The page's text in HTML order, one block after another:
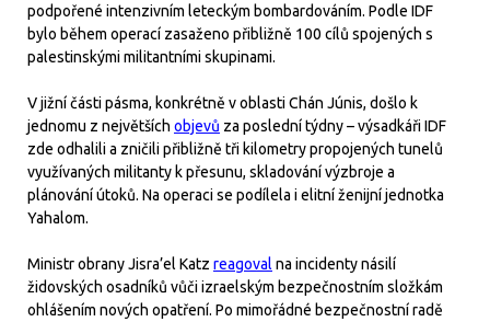
podpořené intenzivním leteckým bombardováním. Podle IDF
bylo během operací zasaženo přibližně 100 cílů spojených s
palestinskými militantními skupinami.
V jižní části pásma, konkrétně v oblasti Chán Júnis, došlo k
jednomu z největších objevů za poslední týdny – výsadkáři IDF
zde odhalili a zničili přibližně tři kilometry propojených tunelů
využívaných militanty k přesunu, skladování výzbroje a
plánování útoků. Na operaci se podílela i elitní ženijní jednotka
Yahalom.
Ministr obrany Jisra’el Katz reagoval na incidenty násilí
židovských osadníků vůči izraelským bezpečnostním složkám
ohlášením nových opatření. Po mimořádné bezpečnostní radě